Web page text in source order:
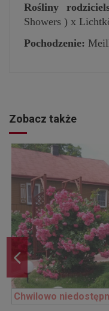
Rośliny
Showers ) x
Pochodzenie:
Zobacz także
Chwilowo